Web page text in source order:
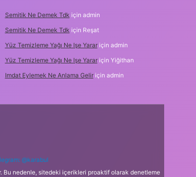
Semitik Ne Demek Tdk için admin
Semitik Ne Demek Tdk için Reşat
Yüz Temizleme Yağı Ne Işe Yarariçin admin
Yüz Temizleme Yağı Ne Işe Yarariçin Yiğithan
Imdat Eylemek Ne Anlama Geliriçin admin
@karabul
Bu nedenle, sitedeki içerikleri proaktif olarak denetleme